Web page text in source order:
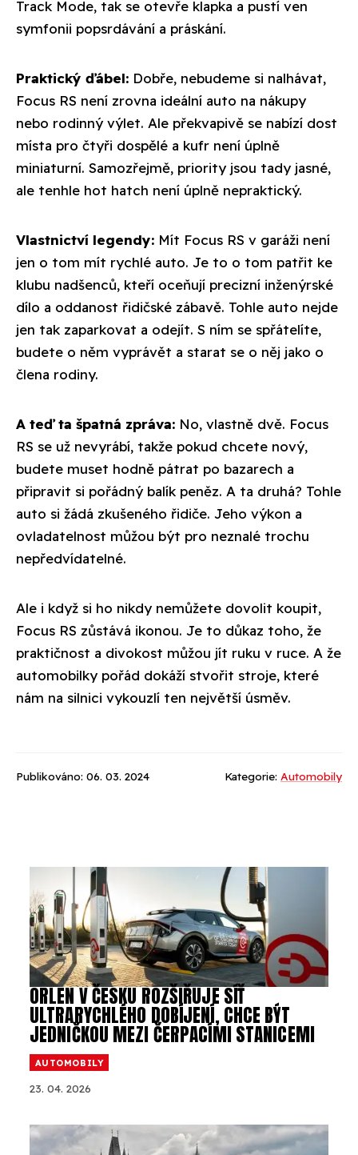
Track Mode, tak se otevře klapka a pustí ven
symfonii popsrdávání a práskání.
Praktický ďábel: Dobře, nebudeme si nalhávat,
Focus RS není zrovna ideální auto na nákupy
nebo rodinný výlet. Ale překvapivě se nabízí dost
místa pro čtyři dospělé a kufr není úplně
miniaturní. Samozřejmě, priority jsou tady jasné,
ale tenhle hot hatch není úplně nepraktický.
Vlastnictví legendy: Mít Focus RS v garáži není
jen o tom mít rychlé auto. Je to o tom patřit ke
klubu nadšenců, kteří oceňují precizní inženýrské
dílo a oddanost řidičské zábavě. Tohle auto nejde
jen tak zaparkovat a odejít. S ním se spřátelíte,
budete o něm vyprávět a starat se o něj jako o
člena rodiny.
A teď ta špatná zpráva: No, vlastně dvě. Focus
RS se už nevyrábí, takže pokud chcete nový,
budete muset hodně pátrat po bazarech a
připravit si pořádný balík peněz. A ta druhá? Tohle
auto si žádá zkušeného řidiče. Jeho výkon a
ovladatelnost můžou být pro neznalé trochu
nepředvídatelné.
Ale i když si ho nikdy nemůžete dovolit koupit,
Focus RS zůstává ikonou. Je to důkaz toho, že
praktičnost a divokost můžou jít ruku v ruce. A že
automobilky pořád dokáží stvořit stroje, které
nám na silnici vykouzlí ten největší úsměv.
Publikováno: 06. 03. 2024 Kategorie: Automobily
ORLEN V ČESKU ROZŠIŘUJE SÍŤ
ULTRARYCHLÉHO DOBÍJENÍ, CHCE BÝT
JEDNIČKOU MEZI ČERPACÍMI STANICEMI
AUTOMOBILY
23. 04. 2026